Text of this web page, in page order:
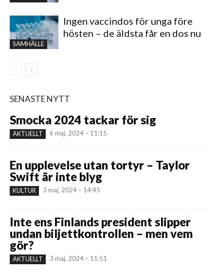
SAMHÄLLE
Ingen vaccindos för unga före
hösten – de äldsta får en dos nu
SENASTE NYTT
Smocka 2024 tackar för sig
AKTUELLT 6 maj, 2024 – 11:15
En upplevelse utan tortyr – Taylor
Swift är inte blyg
KULTUR 3 maj, 2024 – 14:45
Inte ens Finlands president slipper
undan biljettkontrollen – men vem
gör?
AKTUELLT 3 maj, 2024 – 11:51